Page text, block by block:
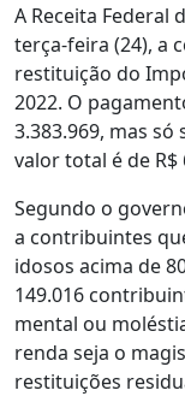
A Receita Federal
terça-feira (24), a
restituição do
2022. O
3.383.969, mas
valor total é de R$
Segundo o
a contribuintes
idosos acima de
149.016
mental ou
renda seja o
restituições